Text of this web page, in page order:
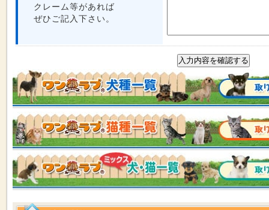
クレーム等があれば
ぜひご記入下さい。